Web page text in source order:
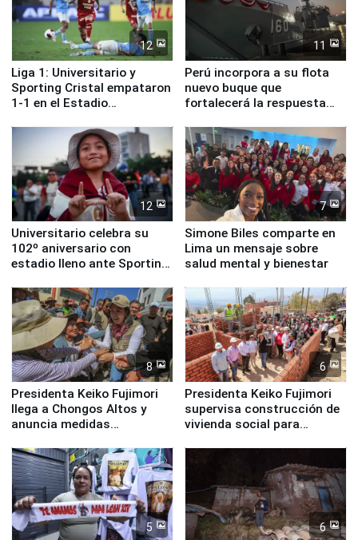
12
Liga 1: Universitario y
Sporting Cristal empataron
1-1 en el Estadio
11
Perú incorpora a su flota
nuevo buque que
fortalecerá la respuesta
12
Universitario celebra su
102º aniversario con
estadio lleno ante Sporting
7
Simone Biles comparte en
Lima un mensaje sobre
salud mental y bienestar
8
Presidenta Keiko Fujimori
llega a Chongos Altos y
anuncia medidas
educación, salud y empleo
6
Presidenta Keiko Fujimori
supervisa construcción de
vivienda social para
5 6